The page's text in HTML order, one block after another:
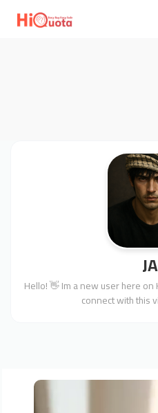
Hello! 👋 Im a new user here
connect with this